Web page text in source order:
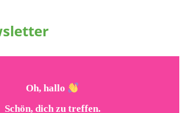
Oh, hallo
Schön, dich zu treffen.